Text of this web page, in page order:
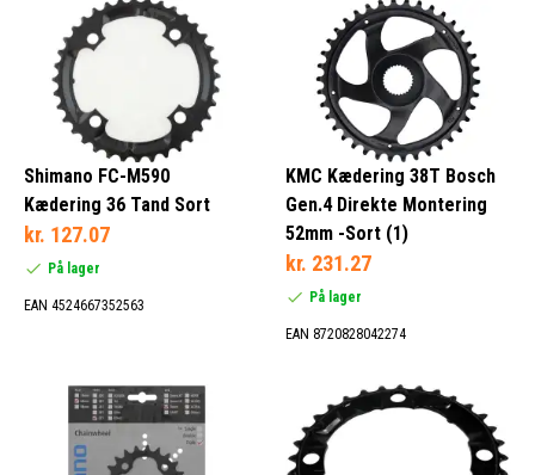
25/34 Tænder (1)
25/36 Tænder (1)
25/40 Tænder (1)
25/42 Tænder (1)
4 Hastighed (1)
5 Hastighed (3)
Shimano FC-M590
Kædering 36 Tand Sort
kr. 127.07
På lager
EAN 4524667352563
KMC Kædering 38T Bosch
Gen.4 Direkte Montering
52mm -Sort (1)
kr. 231.27
På lager
EAN 8720828042274